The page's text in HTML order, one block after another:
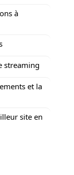
à
streaming
et la
site en